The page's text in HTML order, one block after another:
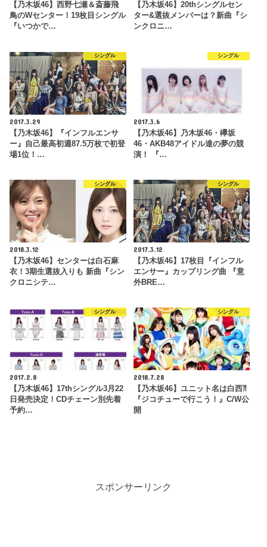
【乃木坂46】西野七瀬＆斎藤飛
鳥のWセンター！19枚目シングル
『いつかで…
【乃木坂46】20thシングルセン
ター&選抜メンバーは？新曲『シ
ンクロニ…
シングル
2017.3.29
【乃木坂46】『インフルエンサ
ー』自己最高初週87.5万枚で初登
場1位！…
シングル
2017.3.6
【乃木坂46】乃木坂46・欅坂
46・AKB48アイドル達の夢の競
演！ 『…
シングル
2018.3.12
【乃木坂46】センターは白石麻
衣！3期生選抜入りも 新曲『シン
クロニシテ…
シングル
2017.3.12
【乃木坂46】17枚目『インフル
エンサー』カップリング曲 『意
外BRE…
シングル
2017.2.8
【乃木坂46】17thシングル3月22
日発売決定！CDチェーン別先着
予約…
シングル
2018.7.28
【乃木坂46】ユニット名は白西⁈
『ジコチューで行こう！』C/W公
開
スポンサーリンク